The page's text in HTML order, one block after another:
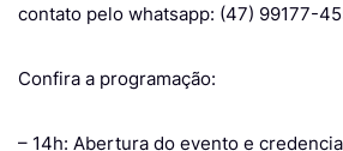
contato pelo whatsapp: (47) 99177-
Confira a programação:
– 14h: Abertura do evento e